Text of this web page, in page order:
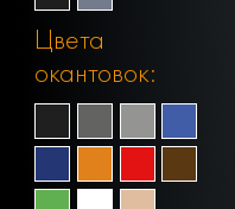
Цвета
окантовок: